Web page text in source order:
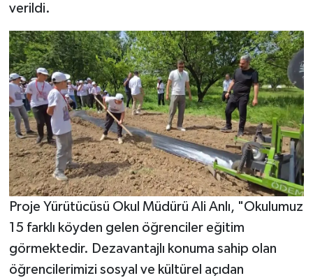
verildi.
Proje Yürütücüsü Okul Müdürü Ali Anlı, "Okulumuz
15 farklı köyden gelen öğrenciler eğitim
görmektedir. Dezavantajlı konuma sahip olan
öğrencilerimizi sosyal ve kültürel açıdan